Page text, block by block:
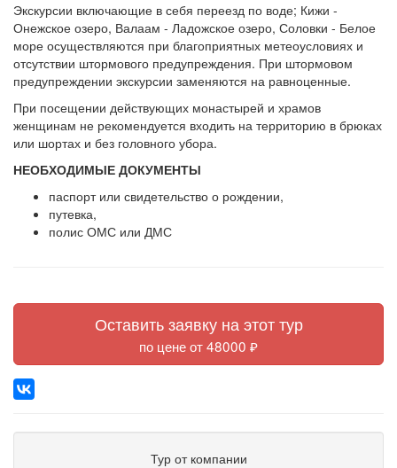
Экскурсии включающие в себя переезд по воде; Кижи -
Онежское озеро, Валаам - Ладожское озеро, Соловки - Белое
море осуществляются при благоприятных метеоусловиях и
отсутствии штормового предупреждения. При штормовом
предупреждении экскурсии заменяются на равноценные.
При посещении действующих монастырей и храмов
женщинам не рекомендуется входить на территорию в брюках
или шортах и без головного убора.
НЕОБХОДИМЫЕ ДОКУМЕНТЫ
паспорт или свидетельство о рождении,
путевка,
полис ОМС или ДМС
Оставить заявку на этот тур
по цене от 48000 ₽
Тур от компании